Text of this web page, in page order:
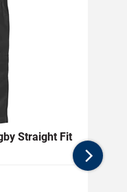
Straight Fit